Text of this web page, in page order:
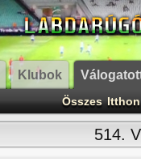
Klubok
Összes Itthon
514.